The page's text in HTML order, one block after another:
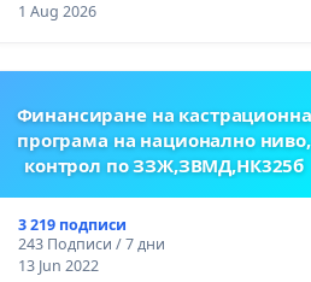
1 Aug 2026
Финансиране на кастрационна
програма на национално ниво,
контрол по ЗЗЖ,ЗВМД,НК325б
3 219 подписи
243 Подписи / 7 дни
13 Jun 2022